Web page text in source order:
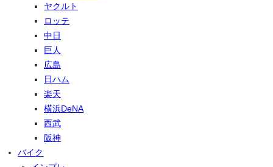
ヤクルト
ロッテ
中日
巨人
広島
日ハム
楽天
横浜DeNA
西武
阪神
バイク